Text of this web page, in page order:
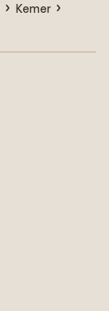
Kemer